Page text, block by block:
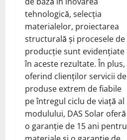
tehnologică, selecția
materialelor, proiectarea
structurală și procesele de
producție sunt evidențiate
în aceste rezultate. În plus,
oferind clienților servicii de
produse extrem de fiabile
pe întregul ciclu de viață al
modulului, DAS Solar oferă
o garanție de 15 ani pentru